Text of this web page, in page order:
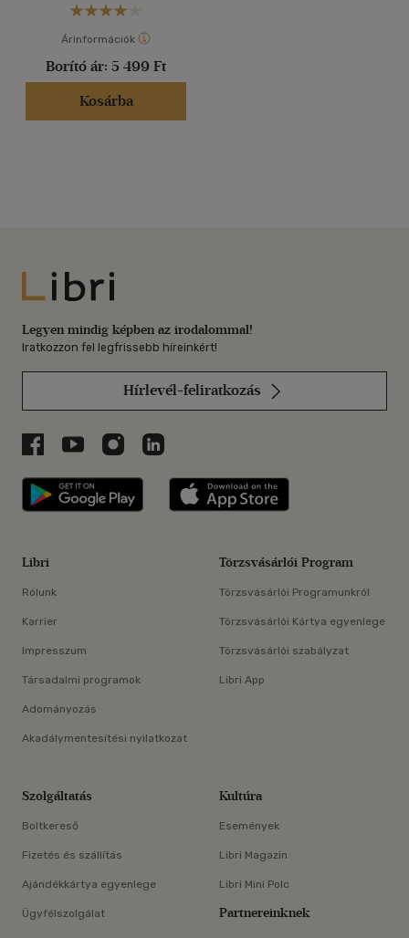
Árinformációk
Borító ár: 5 499 Ft
Kosárba
Libri
Legyen mindig képben az irodalommal!
Iratkozzon fel legfrissebb híreinkért!
Hírlevél-feliratkozás
Libri a Facebookon
Libri a Youtube-on
Libri az Instagramon
Libri a LinkedInen
Libri applikáció Szerezd meg: Google
Libri
Rólunk
Karrier
Impresszum
Társadalmi programok
Adományozás
Akadálymentesítési nyilatkozat
Törzsvásárlói Program
Törzsvásárlói Programunkról
Törzsvásárlói Kártya egyenlege
Törzsvásárlói szabályzat
Libri App
Szolgáltatás
Boltkereső
Fizetés és szállítás
Ajándékkártya egyenlege
Ügyfélszolgálat
Kultúra
Események
Libri Magazin
Libri Mini Polc
Partnereinknek